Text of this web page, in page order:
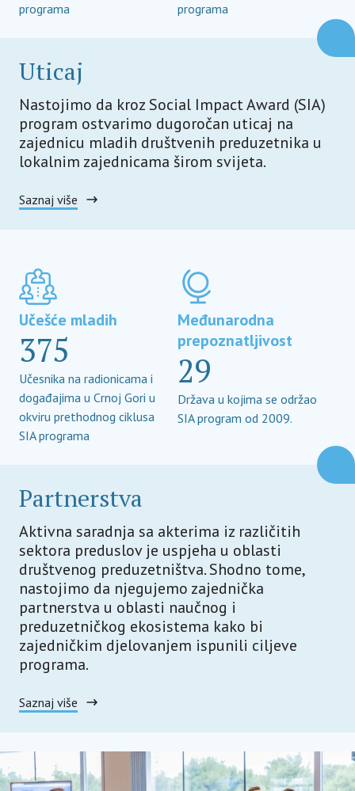
programa
programa
Uticaj
Nastojimo da kroz Social Impact Award (SIA)
program ostvarimo dugoročan uticaj na
zajednicu mladih društvenih preduzetnika u
lokalnim zajednicama širom svijeta.
Saznaj više
Učešće mladih
375
Učesnika na radionicama i
događajima u Crnoj Gori u
okviru prethodnog ciklusa
SIA programa
Međunarodna
prepoznatljivost
29
Država u kojima se održao
SIA program od 2009.
Partnerstva
Aktivna saradnja sa akterima iz različitih
sektora preduslov je uspjeha u oblasti
društvenog preduzetništva. Shodno tome,
nastojimo da njegujemo zajednička
partnerstva u oblasti naučnog i
preduzetničkog ekosistema kako bi
zajedničkim djelovanjem ispunili ciljeve
programa.
Saznaj više